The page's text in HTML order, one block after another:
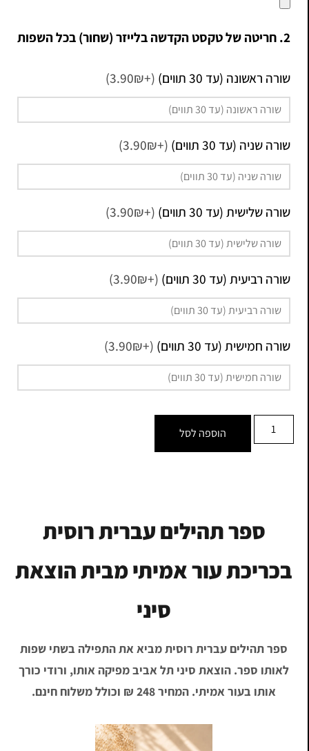
2. חריטה של טקסט הקדשה בלייזר (שחור) בכל השפות
שורה ראשונה (עד 30 תווים) (+3.90₪)
שורה שניה (עד 30 תווים) (+3.90₪)
שורה שלישית (עד 30 תווים) (+3.90₪)
שורה רביעית (עד 30 תווים) (+3.90₪)
שורה חמישית (עד 30 תווים) (+3.90₪)
הוספה לסל
ספר תהילים עברית רוסית
בכריכת עור אמיתי מבית הוצאת
סיני
ספר תהילים עברית רוסית מביא את התפילה בשתי שפות
לאותו ספר. הוצאת סיני תל אביב מפיקה אותו, ורודי כורך
אותו בעור אמיתי. המחיר 248 ₪ וכולל משלוח חינם.